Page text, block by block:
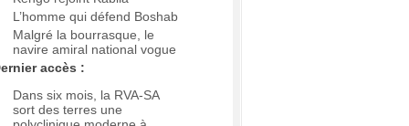
L’homme qui défend Boshab
Malgré la bourrasque, le
navire amiral national vogue
accès :
Dans six mois, la RVA-SA
sort des terres une